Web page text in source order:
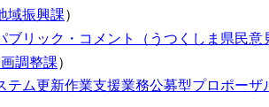
域振興課）
リック・コメント（うつくしま県民意
調整課）
テム更新作業支援業務公募型プロポー